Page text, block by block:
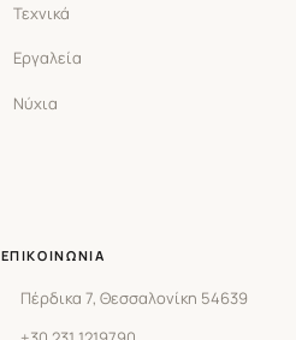
Τεχνικά
Εργαλεία
Νύχια
ΕΠΙΚΟΙΝΩΝΊΑ
Πέρδικα 7, Θεσσαλονίκη 54639